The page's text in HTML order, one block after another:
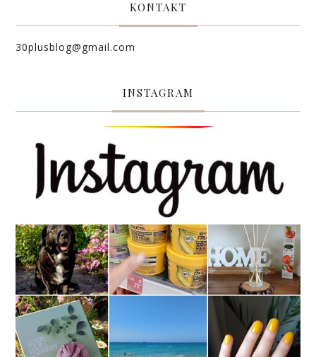
KONTAKT
30plusblog@gmail.com
INSTAGRAM